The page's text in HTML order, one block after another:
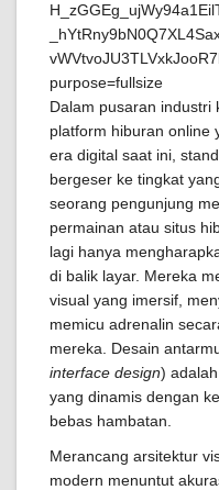
Dalam pusaran industri
platform hiburan online
era digital saat ini,
bergeser ke tingkat
seorang pengunjung
permainan atau situs
lagi hanya
di balik layar. Mereka
visual yang imersif,
memicu adrenalin
mereka. Desain
interface design)
yang dinamis dengan
bebas hambatan.
Merancang arsitektur
modern menuntut